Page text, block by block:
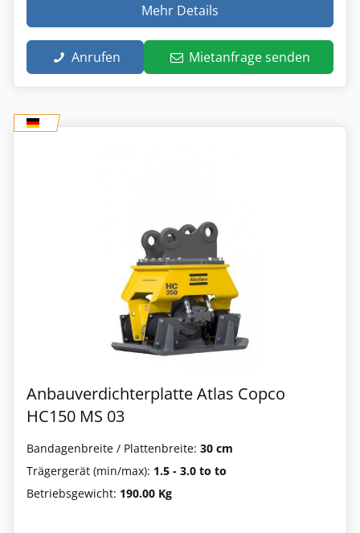
Mehr Details
Anrufen Mietanfrage senden
Anbauverdichterplatte Atlas Copco
HC150 MS 03
Bandagenbreite / Plattenbreite: 30 cm
Trägergerät (min/max): 1.5 - 3.0 to to
Betriebsgewicht: 190.00 Kg